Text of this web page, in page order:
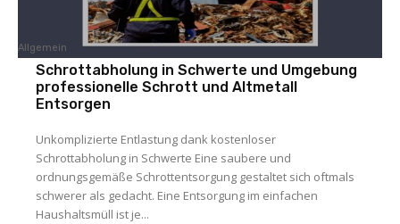
Allgemein
Schrottabholung in Schwerte und Umgebung
professionelle Schrott und Altmetall
Entsorgen
Unkomplizierte Entlastung dank kostenloser
Schrottabholung in Schwerte Eine saubere und
ordnungsgemäße Schrottentsorgung gestaltet sich oftmals
schwerer als gedacht. Eine Entsorgung im einfachen
Haushaltsmüll ist je...